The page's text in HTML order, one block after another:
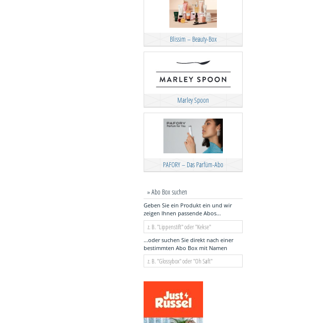
Blissim – Beauty-Box
Marley Spoon
PAFORY – Das Parfüm-Abo
» Abo Box suchen
Geben Sie ein Produkt ein und wir
zeigen Ihnen passende Abos...
...oder suchen Sie direkt nach einer
bestimmten Abo Box mit Namen